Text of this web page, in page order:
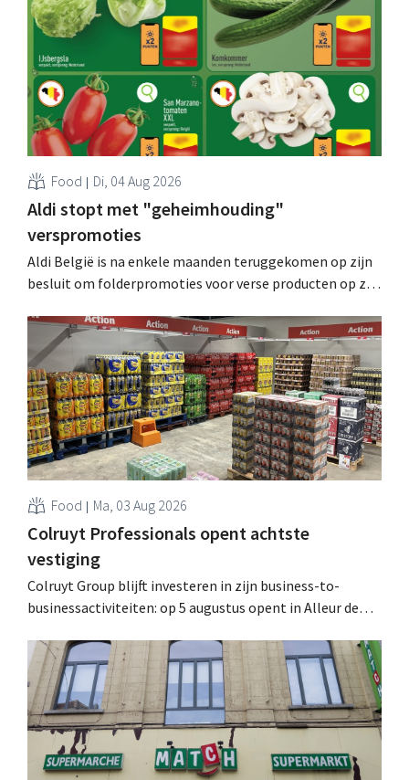
Food Di, 04 Aug 2026
Aldi stopt met "geheimhouding"
verspromoties
Aldi België is na enkele maanden teruggekomen op zijn
besluit om folderpromoties voor verse producten op zijn
werking treden: "Onze klanten willen goed
geïnformeerd worden." .
Food Ma, 03 Aug 2026
Colruyt Professionals opent achtste
vestiging
Colruyt Group blijft investeren in zijn business-to-
businessactiviteiten: op 5 augustus opent in Alleur de
winkelformule die zich uitsluitend richt op professionele
klanten. .